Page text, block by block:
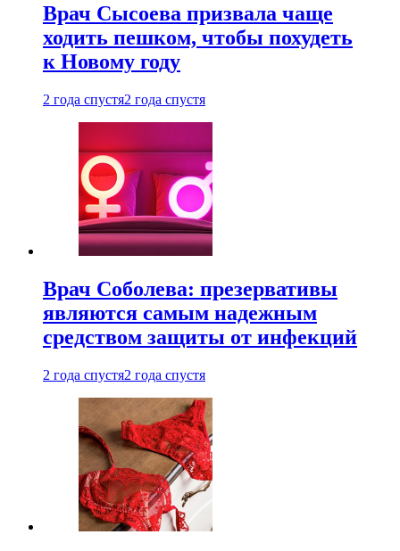
Врач Сысоева призвала чаще
ходить пешком, чтобы похудеть
к Новому году
2 года спустя2 года спустя
Врач Соболева: презервативы
являются самым надежным
средством защиты от инфекций
2 года спустя2 года спустя